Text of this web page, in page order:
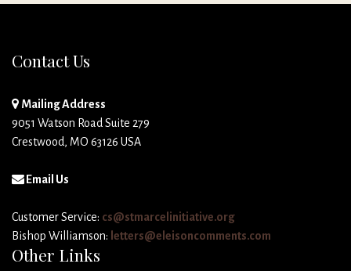
Contact Us
Mailing Address
9051 Watson Road Suite 279
Crestwood, MO 63126 USA
Email Us
Customer Service: cs@stmarcelinitiative.org
Bishop Williamson: letters@eleisoncomments.com
Other Links